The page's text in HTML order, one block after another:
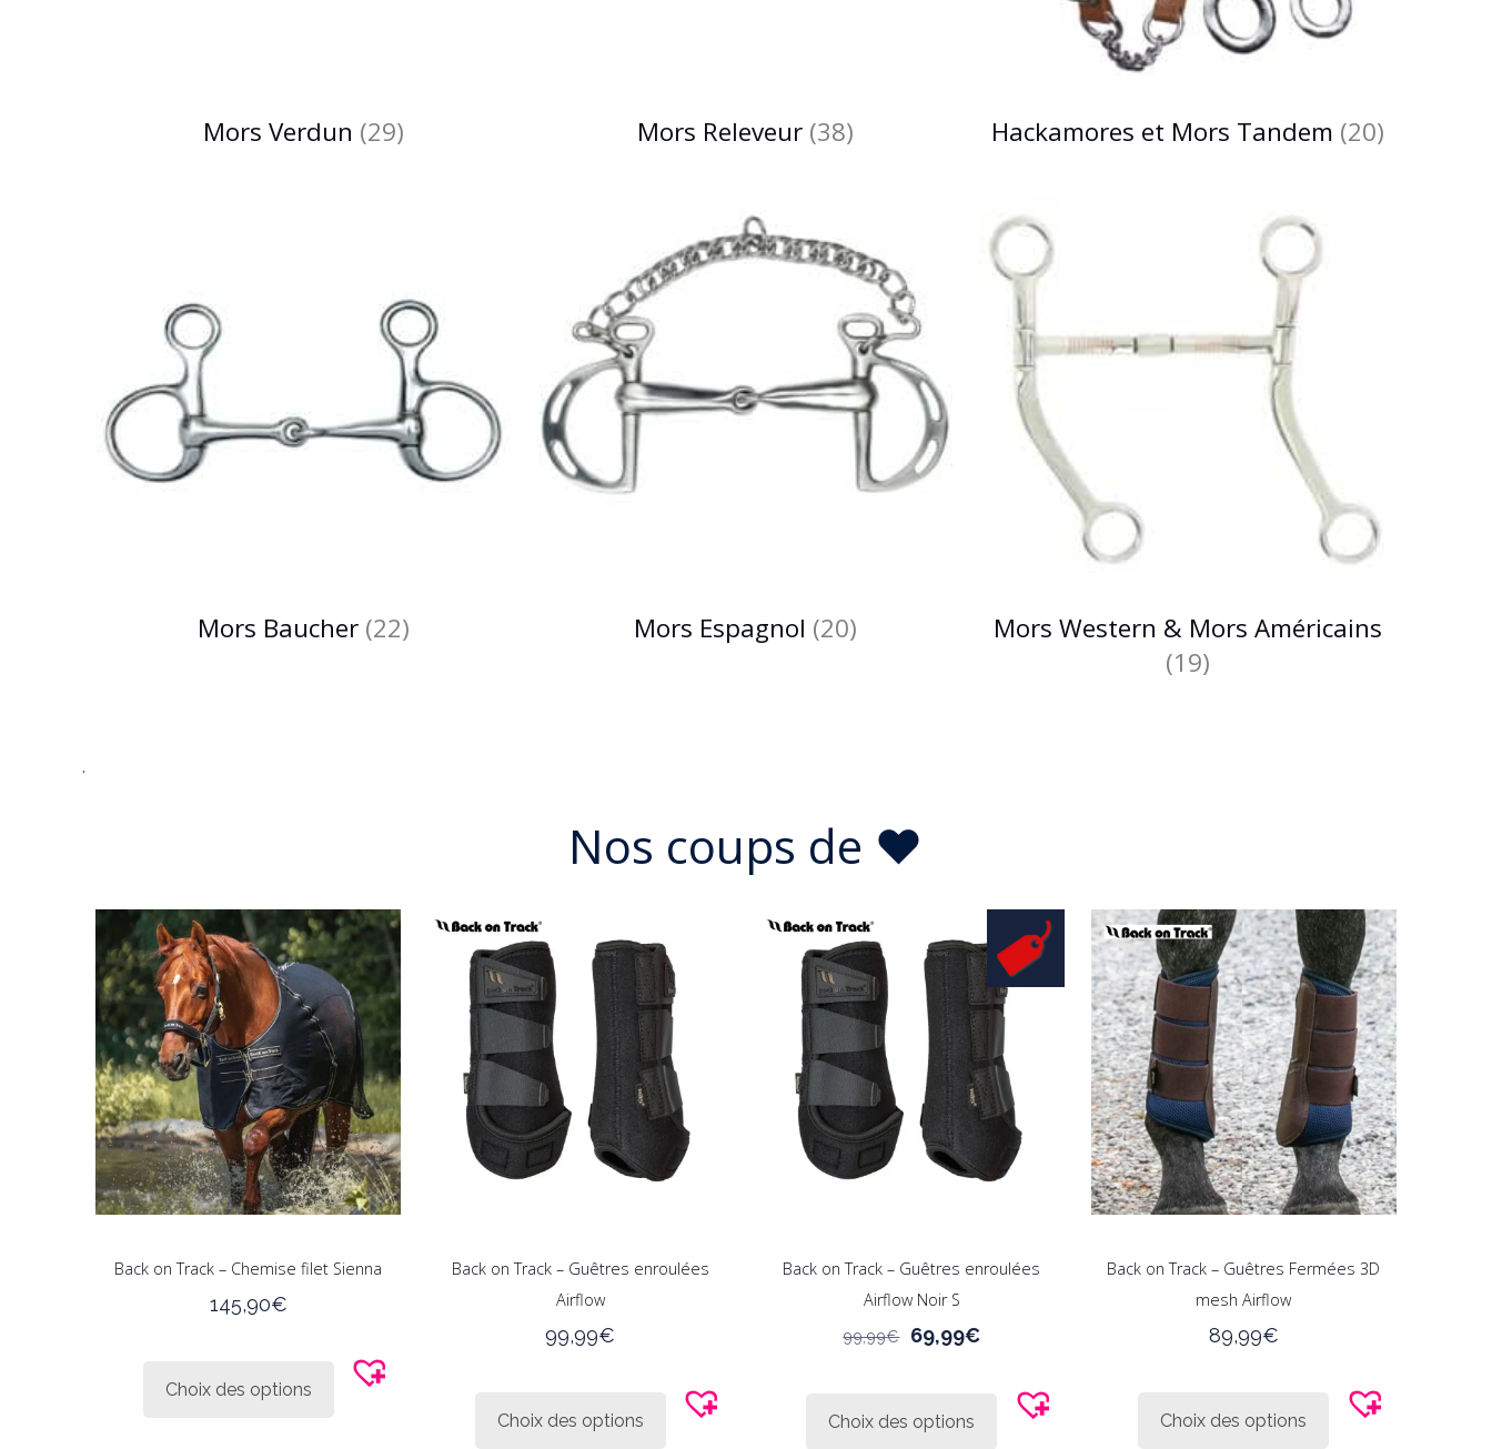
Mors Verdun (29) Mors Releveur (38) Hackamores et Mors Tandem (20)
Mors Baucher (22) Mors Espagnol (20)
Mors Western & Mors Américains
(19)
.
Nos coups de ♥︎
Back on Track – Chemise filet Sienna
145,90€
Choix des options
produit
Back on Track – Guêtres enroulées
Airflow
99,99€
Choix des options
produit
Back on Track – Guêtres enroulées
Airflow Noir S
99,99€
Le
était :
69,99€Le
actuel
Choix des options
produit
Back on Track – Guêtres Fermées 3D
mesh Airflow
89,99€
Choix des options
produit